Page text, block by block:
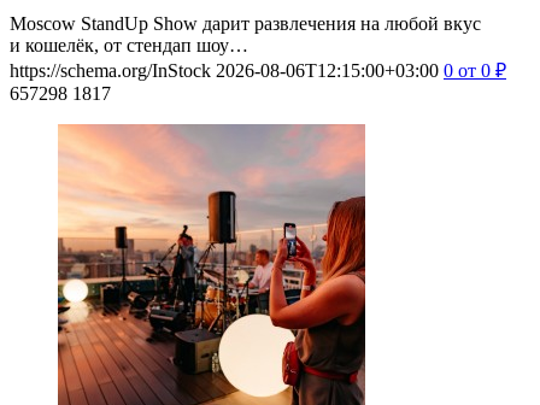
Moscow StandUp Show дарит развлечения на любой вкус
и кошелёк, от стендап шоу…
https://schema.org/InStock 2026-08-06T12:15:00+03:00 0 от 0 ₽
657298 1817